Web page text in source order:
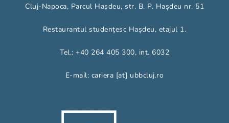
Cluj-Napoca, Parcul Hașdeu, str. B. P. Hașdeu nr. 51
Restaurantul studențesc Hașdeu, etajul 1.
Tel.: +40 264 405 300, int. 6032
E-mail: cariera [at] ubbcluj.ro